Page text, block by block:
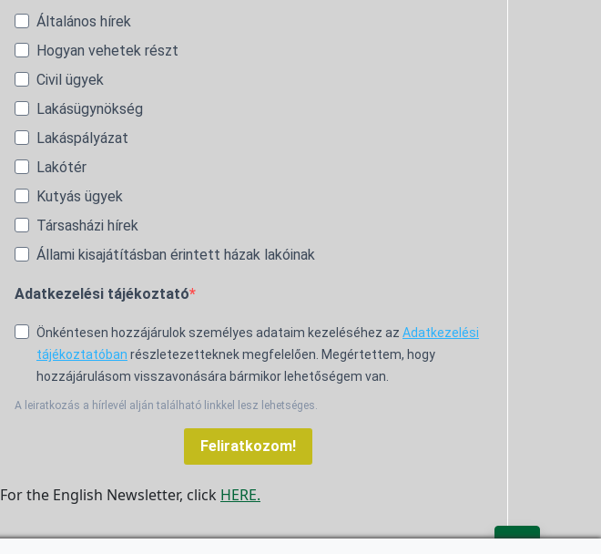
Általános hírek
Hogyan vehetek részt
Civil ügyek
Lakásügynökség
Lakáspályázat
Lakótér
Kutyás ügyek
Társasházi hírek
Állami kisajátításban érintett házak lakóinak
Adatkezelési tájékoztató
Önkéntesen hozzájárulok személyes adataim kezeléséhez az Adatkezelési
tájékoztatóban részletezetteknek megfelelően. Megértettem, hogy
hozzájárulásom visszavonására bármikor lehetőségem van.
A leiratkozás a hírlevél alján található linkkel lesz lehetséges.
Feliratkozom!
For the English Newsletter, click HERE.
